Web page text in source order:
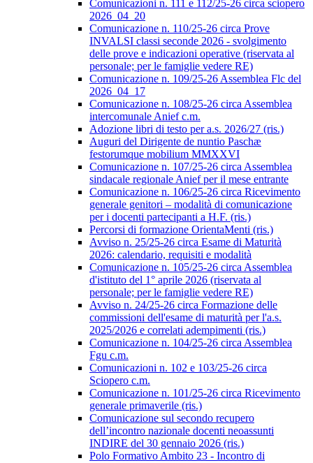
Comunicazioni n. 111 e 112/25-26 circa sciopero
2026_04_20
Comunicazione n. 110/25-26 circa Prove
INVALSI classi seconde 2026 - svolgimento
delle prove e indicazioni operative (riservata al
personale; per le famiglie vedere RE)
Comunicazione n. 109/25-26 Assemblea Flc del
2026_04_17
Comunicazione n. 108/25-26 circa Assemblea
intercomunale Anief c.m.
Adozione libri di testo per a.s. 2026/27 (ris.)
Auguri del Dirigente de nuntio Paschæ
festorumque mobilium MMXXVI
Comunicazione n. 107/25-26 circa Assemblea
sindacale regionale Anief per il mese entrante
Comunicazione n. 106/25-26 circa Ricevimento
generale genitori – modalità di comunicazione
per i docenti partecipanti a H.F. (ris.)
Percorsi di formazione OrientaMenti (ris.)
Avviso n. 25/25-26 circa Esame di Maturità
2026: calendario, requisiti e modalità
Comunicazione n. 105/25-26 circa Assemblea
d'istituto del 1° aprile 2026 (riservata al
personale; per le famiglie vedere RE)
Avviso n. 24/25-26 circa Formazione delle
commissioni dell'esame di maturità per l'a.s.
2025/2026 e correlati adempimenti (ris.)
Comunicazione n. 104/25-26 circa Assemblea
Fgu c.m.
Comunicazioni n. 102 e 103/25-26 circa
Sciopero c.m.
Comunicazione n. 101/25-26 circa Ricevimento
generale primaverile (ris.)
Comunicazione sul secondo recupero
dell’incontro nazionale docenti neoassunti
INDIRE del 30 gennaio 2026 (ris.)
Polo Formativo Ambito 23 - Incontro di